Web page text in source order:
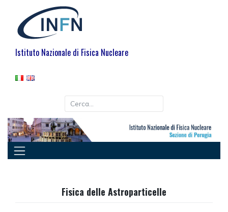
Istituto Nazionale di Fisica Nucleare
Fisica delle Astroparticelle